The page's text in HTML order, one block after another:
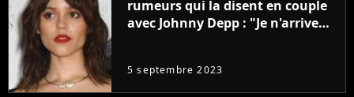
rumeurs qui la disent en couple
avec Johnny Depp : "Je n'arrive
5 septembre 2023